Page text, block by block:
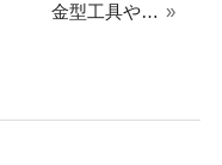
金型工具や輸入工具、成形機器、部品等の商品を取り扱う「株式会社ダイワキコー」様のＥＣサイトのリニューアル・新規出店構築を担当させていただきました。 »